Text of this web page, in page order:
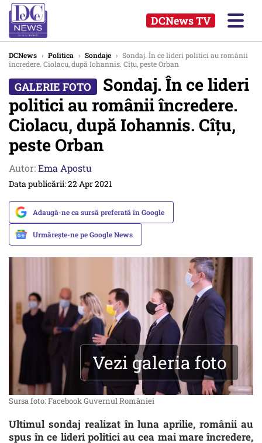
DCNews TV
DCNews › Politica › Sondaje › Sondaj. În ce lideri politici au românii
încredere. Ciolacu, după Iohannis. Cîțu, peste Orban
Sondaj. În ce lideri
politici au românii încredere.
Ciolacu, după Iohannis. Cîțu,
peste Orban
Autor:Ema Apostu
Data publicării: 22 Apr 2021
Adaugă-ne ca sursă preferată în Google
Urmărește-ne pe Google News
Vezi galeria foto
Sursa foto: Facebook Guvernul României
Ultimul sondaj realizat în luna aprilie, românii au
spus în ce lideri politici au cea mai mare încredere,